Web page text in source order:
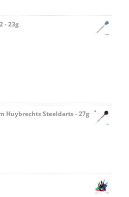
- 23g
Huybrechts Steeldarts - 27g